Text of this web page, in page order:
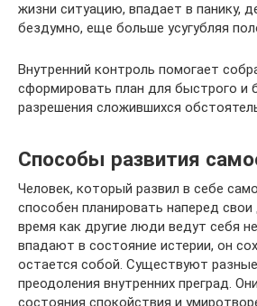
жизни ситуацию, впадает в панику,
бездумно, еще больше усугубляя
Внутренний контроль помогает
сформировать план для быстрого и
разрешения сложившихся
Способы развития
Человек, который развил в себе
способен планировать наперед
время как другие люди ведут себя
впадают в состояние истерии, он
остается собой. Существуют
преодоления внутренних преград.